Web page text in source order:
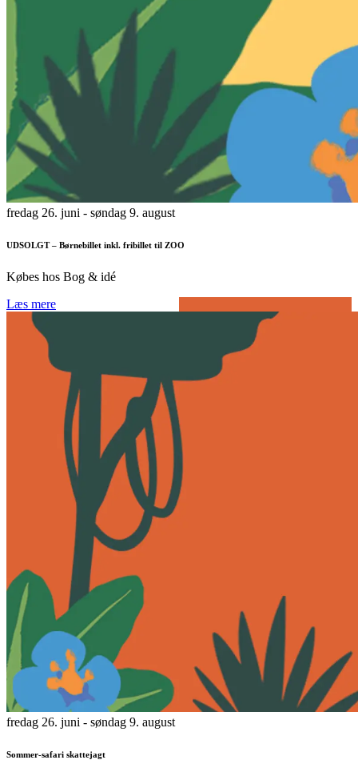
fredag 26. juni - søndag 9. august
UDSOLGT – Børnebillet inkl. fribillet til ZOO
Købes hos Bog & idé
Læs mere
fredag 26. juni - søndag 9. august
Sommer-safari skattejagt